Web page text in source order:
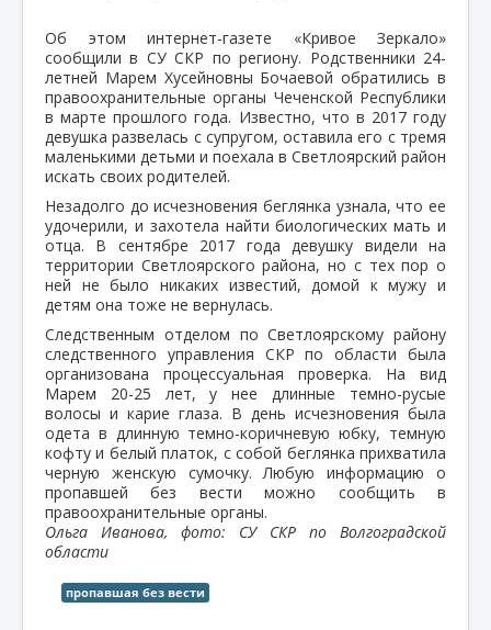
Об этом интернет-газете «Кривое Зеркало»
сообщили в СУ СКР по региону. Родственники 24-
летней Марем Хусейновны Бочаевой обратились в
правоохранительные органы Чеченской Республики
в марте прошлого года. Известно, что в 2017 году
девушка развелась с супругом, оставила его с тремя
маленькими детьми и поехала в Светлоярский район
искать своих родителей.
Незадолго до исчезновения беглянка узнала, что ее
удочерили, и захотела найти биологических мать и
отца. В сентябре 2017 года девушку видели на
территории Светлоярского района, но с тех пор о
ней не было никаких известий, домой к мужу и
детям она тоже не вернулась.
Следственным отделом по Светлоярскому району
следственного управления СКР по области была
организована процессуальная проверка. На вид
Марем 20-25 лет, у нее длинные темно-русые
волосы и карие глаза. В день исчезновения была
одета в длинную темно-коричневую юбку, темную
кофту и белый платок, с собой беглянка прихватила
черную женскую сумочку. Любую информацию о
пропавшей без вести можно сообщить в
правоохранительные органы.
Ольга Иванова, фото: СУ СКР по Волгоградской
области
пропавшая без вести